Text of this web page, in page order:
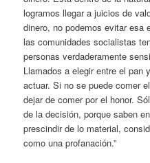
logramos llegar a juicios de
dinero, no podemos evitar esa
las comunidades socialistas
personas verdaderamente
Llamados a elegir entre el pan
actuar. Si no se puede comer
dejar de comer por el honor.
de la decisión, porque saben
prescindir de lo material,
como una profanación.”